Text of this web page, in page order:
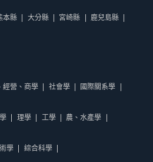
本縣 大分縣 宮崎縣
鹿兒島縣
經營、商學 社會學 國際關系學
理學 工學 農、水產學
學 綜合科學